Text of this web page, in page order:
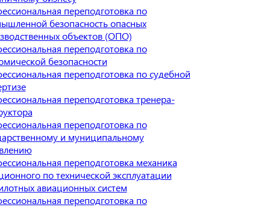
переподготовка по
безопасность опасных
объектов (ОПО)
переподготовка по
безопасности
переподготовка по судебной
переподготовка тренера-
переподготовка по
и муниципальному
переподготовка механика
по технической эксплуатации
авиационных систем
переподготовка по